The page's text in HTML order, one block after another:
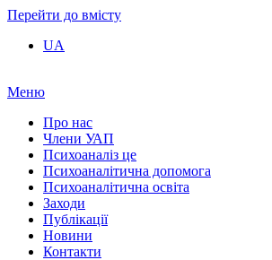
Перейти до вмісту
UA
Меню
Про нас
Члени УАП
Психоаналіз це
Психоаналітична допомога
Психоаналітична освіта
Заходи
Публікації
Новини
Контакти